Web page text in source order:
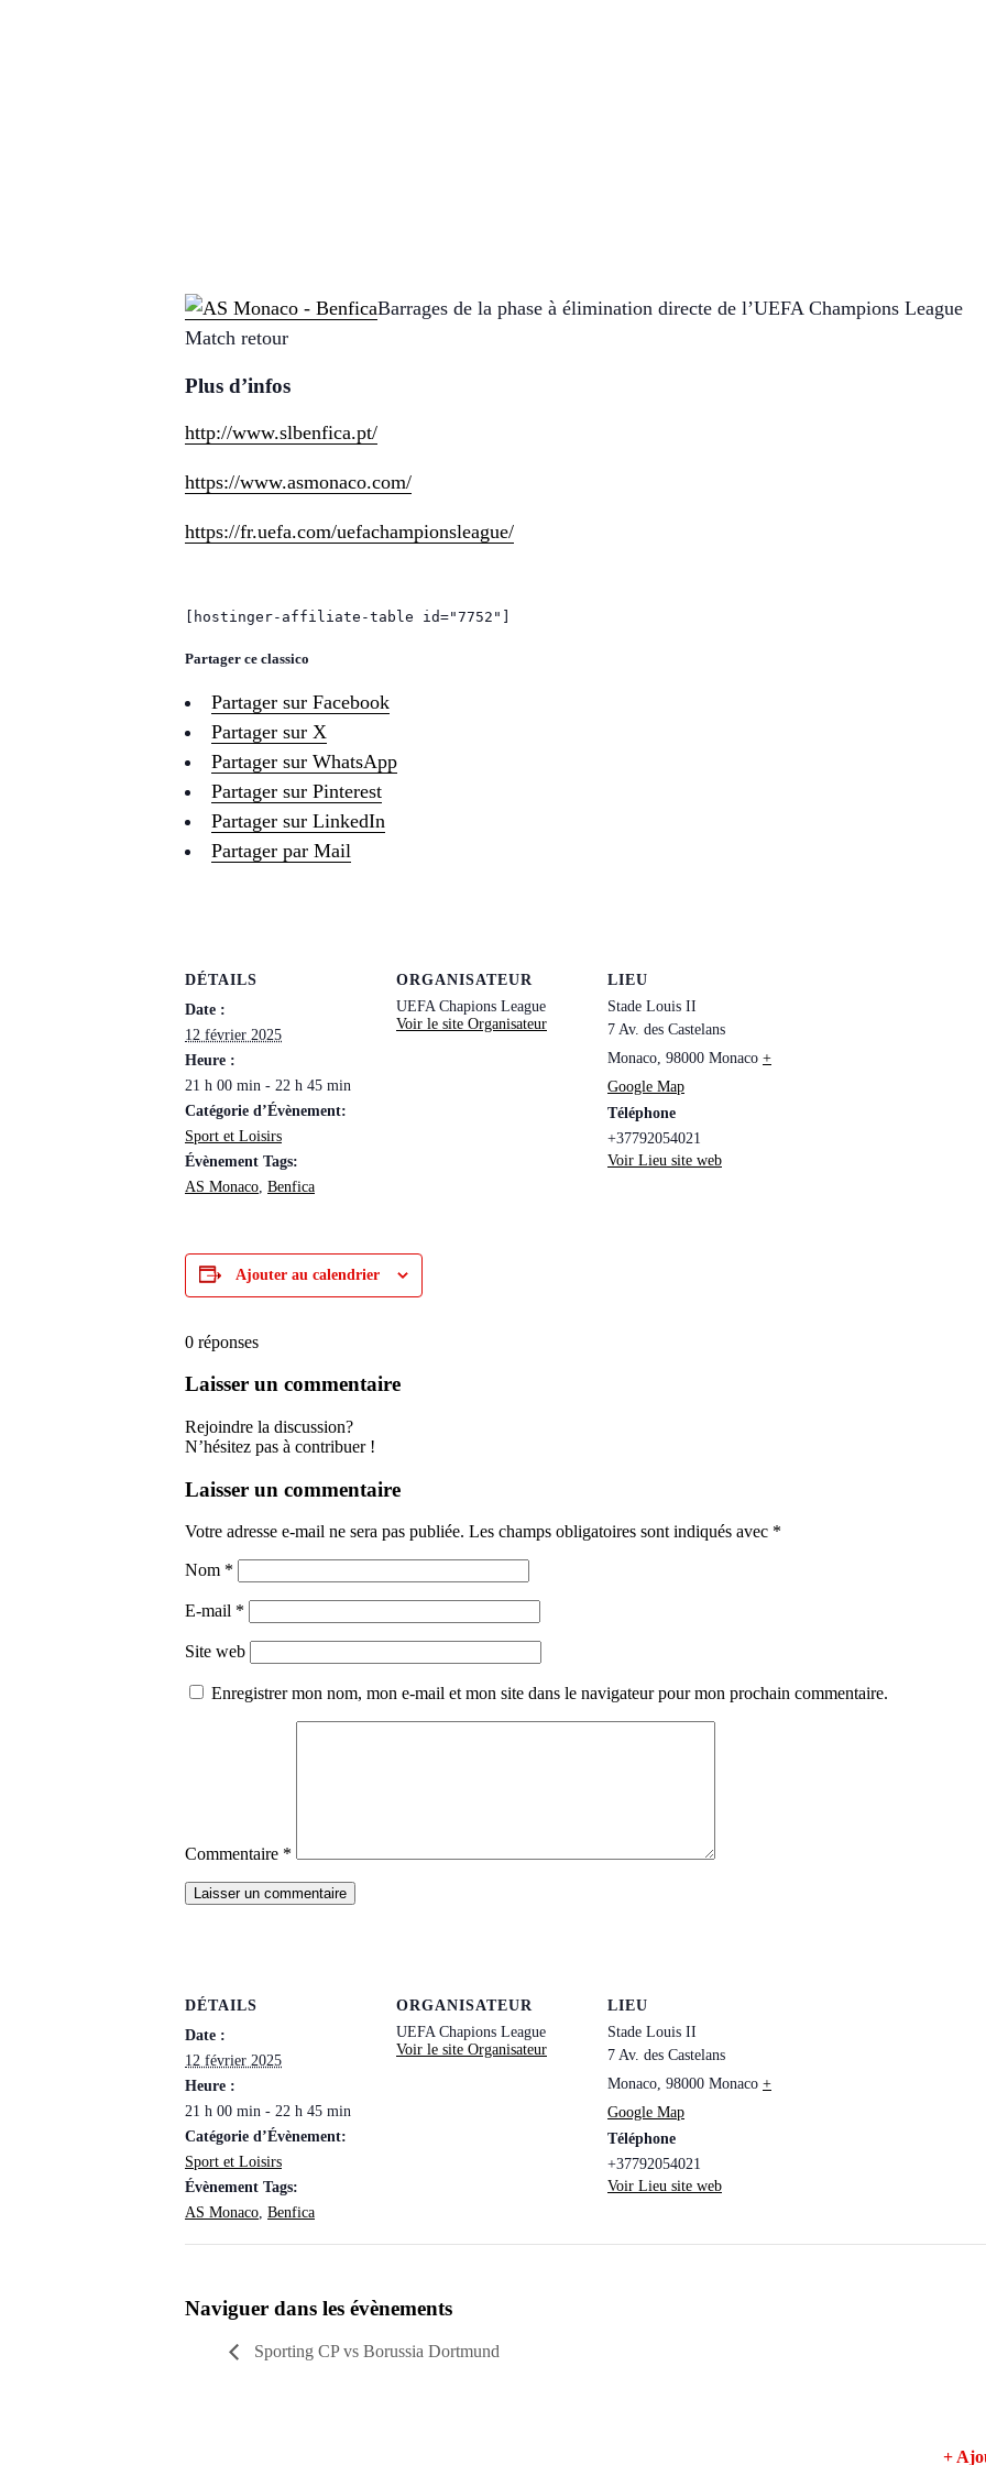
Barrages de la phase à élimination directe de l’UEFA Champions League
Match retour
Plus d’infos
http://www.slbenfica.pt/
https://www.asmonaco.com/
https://fr.uefa.com/uefachampionsleague/
[hostinger-affiliate-table id="7752"]
Partager ce classico
Partager sur Facebook
Partager sur X
Partager sur WhatsApp
Partager sur Pinterest
Partager sur LinkedIn
Partager par Mail
DÉTAILS
Date :
12 février 2025
Heure :
21 h 00 min - 22 h 45 min
Catégorie d’Évènement:
Sport et Loisirs
Évènement Tags:
AS Monaco Benfica
ORGANISATEUR
UEFA Chapions League
Voir le site Organisateur
LIEU
Stade Louis II
7 Av. des Castelans
Monaco 98000 Monaco +
Google Map
Téléphone
+37792054021
Voir Lieu site web
Ajouter au calendrier
0 réponses
Laisser un commentaire
Rejoindre la discussion?
N’hésitez pas à contribuer !
Laisser un commentaire
Votre adresse e-mail ne sera pas publiée. Les champs obligatoires sont indiqués avec *
Nom *
E-mail *
Site web
Enregistrer mon nom, mon e-mail et mon site dans le navigateur pour mon prochain commentaire.
Commentaire *
DÉTAILS
Date :
12 février 2025
Heure :
21 h 00 min - 22 h 45 min
Catégorie d’Évènement:
Sport et Loisirs
Évènement Tags:
AS Monaco Benfica
ORGANISATEUR
UEFA Chapions League
Voir le site Organisateur
LIEU
Stade Louis II
7 Av. des Castelans
Monaco 98000 Monaco +
Google Map
Téléphone
+37792054021
Voir Lieu site web
Naviguer dans les évènements
Sporting CP vs Borussia Dortmund
+